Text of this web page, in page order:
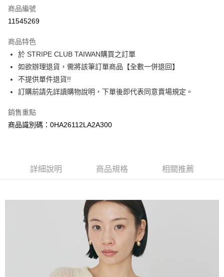
合作金庫商業銀行
上海商業儲蓄銀行
臺灣中小企業銀行
匯豐（台灣）商業銀行
華泰商業銀行
聯邦商業銀行
遠東國際商業銀行
元大商業銀行
玉山商業銀行
星展（台灣）商業銀行
台灣樂天信用卡公司
超商取貨付款
LINE Pay
Apple Pay
街口支付
悠遊付
大哥付你分期
相關說明
流程，驗證手機門號後，選擇欲分期的期數、繳款截止日，確認付款後即完
消。如遇「轉專審核」未通過狀況，表示未達大哥付你分期系統評分，恕無
1.分期款項不併入電信帳單，「大哥付你分期」於每月結算日後寄送繳費提
2.透過簡訊連結打開帳單後，可選擇「超商條碼／台灣大直營門市／銀行轉
帳／街口支付／iPASS MONEY」等通路繳費。
【關於「AFTEE先享後付」】
１．簡單：不需註冊會員、不需綁卡、不需儲值。
２．便利：只要手機號碼，簡訊認證，即可結帳。
３．安心：先確認商品／服務後，再付款。
【「AFTEE先享後付」結帳流程】
１．於結帳方式選擇「AFTEE先享後付」後，將跳轉至「AFTEE先享後付」
結帳頁面，進行簡訊認證並確認金額後，即可完成結帳。
２．訂單成立數日內，您將收到繳費通知簡訊。
３．收到繳費通知簡訊後14天內，點擊此簡訊中的連結，可透過四大超商／
每筆NT$60，滿NT$388(含以上)免運費
每筆NT$60，滿NT$388(含以上)免運費
商品編號
11545269
商品特色
於 STRIPE CLUB TAIWAN購買之訂單
如欲辦理退貨，需將該筆訂單商品【全數一併退回】
不提供單件退貨!!
訂購前請先詳讀購物說明，下單後即代表同意賣場規定。
銷售重點
商品識別碼：0HA26112LA2A300
詳細說明 商品規格 相關推薦